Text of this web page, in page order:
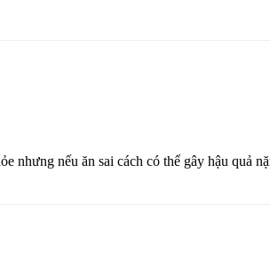
nếu ăn sai cách có thể gây hậu quả